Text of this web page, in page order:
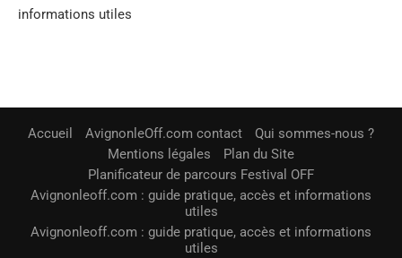
informations utiles
Accueil AvignonleOff.com contact
Qui sommes-nous ?
Mentions légales
Plan du Site
Planificateur de parcours Festival OFF
Avignonleoff.com : guide pratique, accès et informations
utiles
Avignonleoff.com : guide pratique, accès et informations
utiles